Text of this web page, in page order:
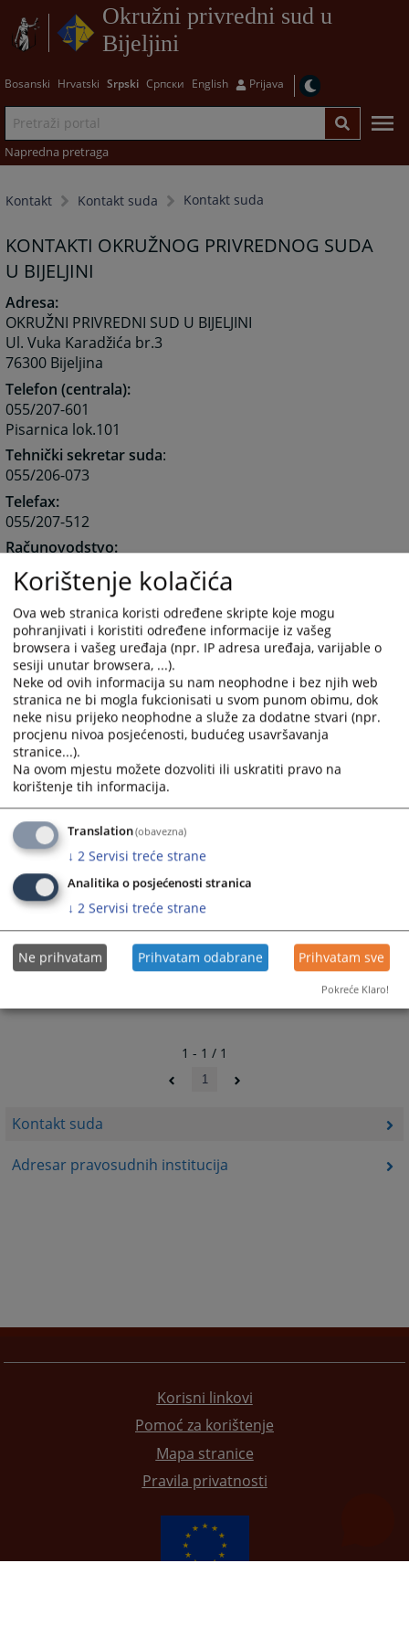
Okružni privredni sud u
Bijeljini
Bosanski Hrvatski Srpski Српски English Prijava
Napredna pretraga
Kontakt Kontakt suda Kontakt suda
Kontakt suda
Adresar pravosudnih institucija
KONTAKTI OKRUŽNOG PRIVREDNOG SUDA
U BIJELJINI
Adresa:
OKRUŽNI PRIVREDNI SUD U BIJELJINI
Ul. Vuka Karadžića br.3
76300 Bijeljina
Telefon (centrala):
055/207-601
Pisarnica lok.101
Tehnički sekretar suda:
055/206-073
Telefax:
055/207-512
Računovodstvo:
055/204-634
E-Mail adresa: okprivrednisudbn@teol.net
E-Mail adresa suda:
okpsud-bijeljina@pravosudje.ba
NAPOMENA:
Komunikacija sa Okružnim privrednim sudom u
Bijeljini, ostvarena elektonskom poštom (E-Mail), nema
obavezujući karakter i ne smatra se komunikacijom sa
sudom u smislu bilo kojeg procesnog propisa
(pokretanje postupka, dostavljanje podneska, davanje
izjava, izjavljivanje pravnih lijekova i slično).
13155PREGLEDA
1 - 1 / 1
1
Korisni linkovi
Pomoć za korištenje
Mapa stranice
Pravila privatnosti
Korištenje kolačića
Ova web stranica koristi određene skripte koje mogu
pohranjivati i koristiti određene informacije iz vašeg
browsera i vašeg uređaja (npr. IP adresa uređaja, varijable o
sesiji unutar browsera, ...).
Neke od ovih informacija su nam neophodne i bez njih web
stranica ne bi mogla fukcionisati u svom punom obimu, dok
neke nisu prijeko neophodne a služe za dodatne stvari (npr.
procjenu nivoa posjećenosti, budućeg usavršavanja
stranice...).
Na ovom mjestu možete dozvoliti ili uskratiti pravo na
korištenje tih informacija.
Translation(obavezna)
↓ 2 Servisi treće strane
Analitika o posjećenosti stranica
↓ 2 Servisi treće strane
Ne prihvatam Prihvatam odabrane Prihvatam sve
Pokreće Klaro!